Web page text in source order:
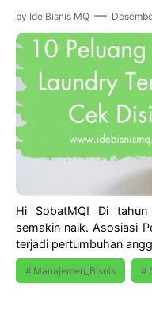
by Ide Bisnis MQ
Hi SobatMQ! Di
semakin naik. Asosiasi
terjadi pertumbuhan
Manajemen_Bisnis